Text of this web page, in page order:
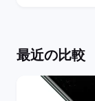
最近の比較